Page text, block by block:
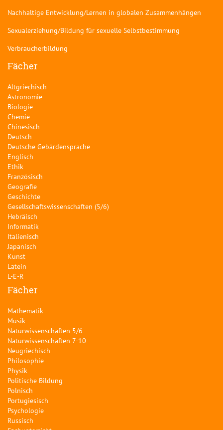
Nachhaltige Entwicklung/Lernen in globalen Zusammenhängen
Sexualerziehung/Bildung für sexuelle Selbstbestimmung
Verbraucherbildung
Fächer
Altgriechisch
Astronomie
Biologie
Chemie
Chinesisch
Deutsch
Deutsche Gebärdensprache
Englisch
Ethik
Französisch
Geografie
Geschichte
Gesellschaftswissenschaften (5/6)
Hebräisch
Informatik
Italienisch
Japanisch
Kunst
Latein
L-E-R
Fächer
Mathematik
Musik
Naturwissenschaften 5/6
Naturwissenschaften 7-10
Neugriechisch
Philosophie
Physik
Politische Bildung
Polnisch
Portugiesisch
Psychologie
Russisch